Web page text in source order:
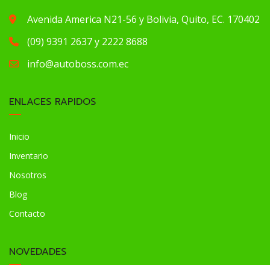
Avenida America N21-56 y Bolivia, Quito, EC. 170402
(09) 9391 2637 y 2222 8688
info@autoboss.com.ec
ENLACES RAPIDOS
Inicio
Inventario
Nosotros
Blog
Contacto
NOVEDADES